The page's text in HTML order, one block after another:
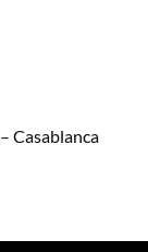
Casablanca